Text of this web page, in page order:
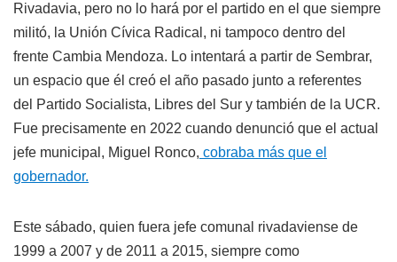
Rivadavia, pero no lo hará por el partido en el que siempre
militó, la Unión Cívica Radical, ni tampoco dentro del
frente Cambia Mendoza. Lo intentará a partir de Sembrar,
un espacio que él creó el año pasado junto a referentes
del Partido Socialista, Libres del Sur y también de la UCR.
Fue precisamente en 2022 cuando denunció que el actual
jefe municipal, Miguel Ronco, cobraba más que el
gobernador.
Este sábado, quien fuera jefe comunal rivadaviense de
1999 a 2007 y de 2011 a 2015, siempre como